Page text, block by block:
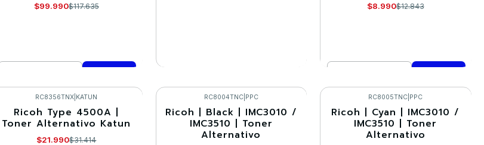
$99.990$117.635
Comprar ahora
VER DETALLES
$8.990$12.843
Comprar ahora
-30%
RC8356TNX KATUN
Ricoh Type 4500A |
Toner Alternativo Katun
$21.990$31.414
-30%
RC8004TNC| PPC
Ricoh | Black | IMC3010 /
IMC3510 | Toner
Alternativo
-30%
RC8005TNC PPC
Ricoh | Cyan | IMC3010 /
IMC3510 | Toner
Alternativo